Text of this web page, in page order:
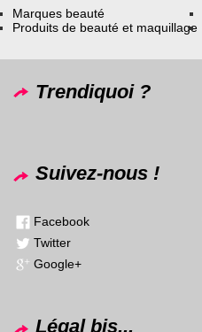
Marques beauté
Produits de beauté et maquillage
Trendiquoi ?
Suivez-nous !
Facebook
Twitter
Google+
Légal bis...